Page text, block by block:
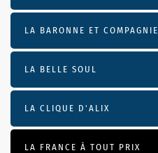
LA BARONNE ET COMPAGNIE
LA BELLE SOUL
LA CLIQUE D'ALIX
LA FRANCE À TOUT PRIX